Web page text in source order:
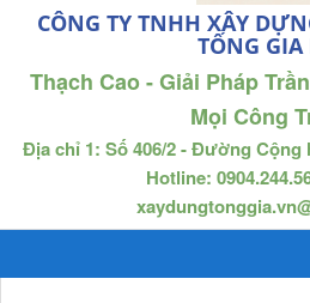
CÔNG TY TNHH XÂY
TỐNG GIA
Thạch Cao - Giải Pháp
Mọi Công
Địa chỉ 1: Số 406/2 - Đường Cộng
Hotline: